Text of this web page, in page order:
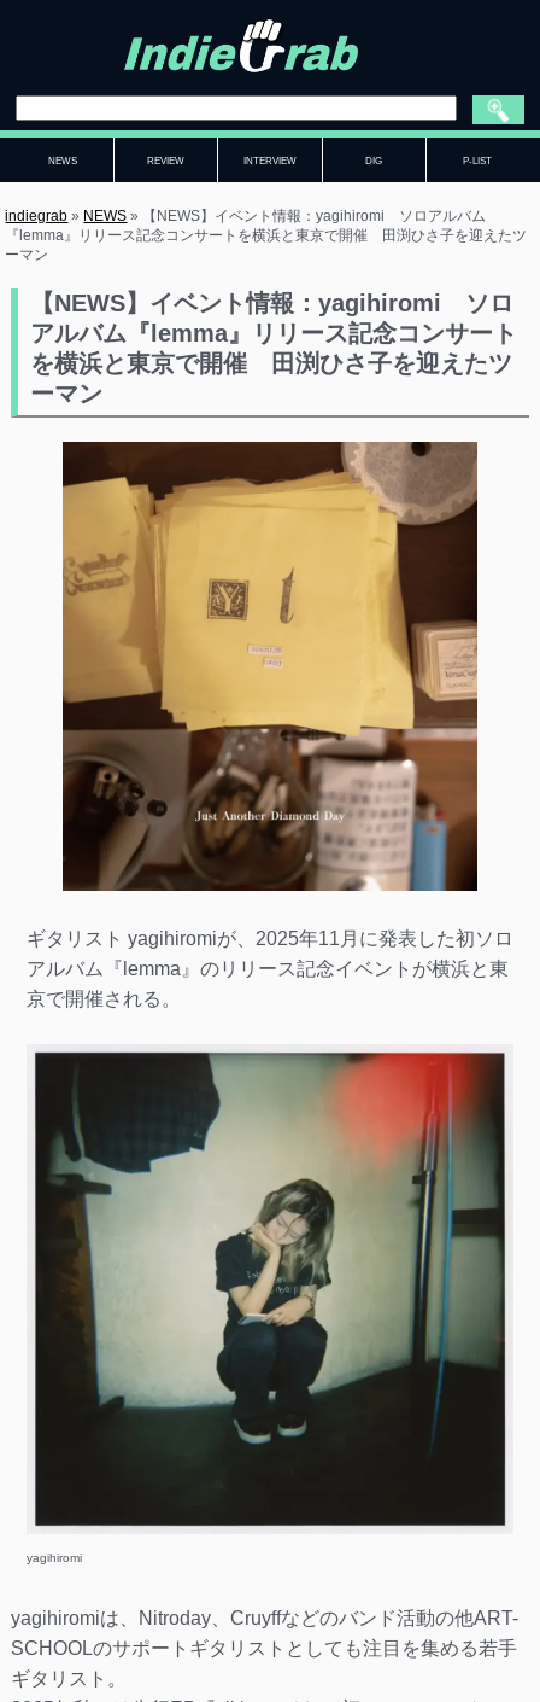
NEWS REVIEW INTERVIEW DIG P-LIST
indiegrab » NEWS »
【NEWS】イベント情報：yagihiromi ソロアルバム
『lemma』リリース記念コンサートを横浜と東京で開催 田渕ひさ子を迎えたツ
ーマン
【NEWS】イベント情報：yagihiromi ソロ
アルバム『lemma』リリース記念コンサート
を横浜と東京で開催 田渕ひさ子を迎えたツ
ーマン
ギタリスト yagihiromiが、2025年11月に発表した初ソロ
アルバム『lemma』のリリース記念イベントが横浜と東
京で開催される。
yagihiromi
yagihiromiは、Nitroday、Cruyffなどのバンド活動の他ART-
SCHOOLのサポートギタリストとしても注目を集める若手
ギタリスト。